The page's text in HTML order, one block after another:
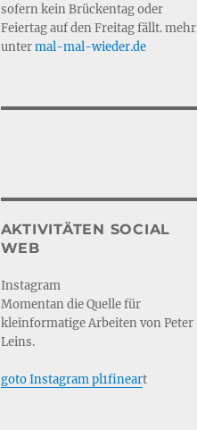
sofern kein Brückentag oder
Feiertag auf den Freitag fällt. mehr
untermal-mal-wieder.de
AKTIVITÄTEN SOCIAL
WEB
Instagram
Momentan die Quelle für
kleinformatige Arbeiten von Peter
Leins.
goto Instagram pl1fineart